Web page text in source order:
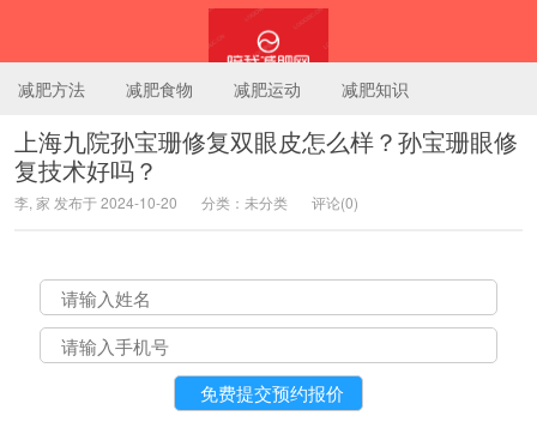
减肥方法 减肥食物 减肥运动 减肥知识
上海九院孙宝珊修复双眼皮怎么样？孙宝珊眼修
复技术好吗？
李, 家 发布于 2024-10-20 分类：未分类 评论(0)